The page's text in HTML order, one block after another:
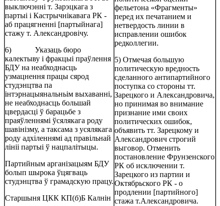
выключэнні т. Зарэцкага з
партыі і Кастрычнікавага РК -
аб працягненні [партыйнага]
стажу т. Александровічу.
6) Указаць бюро
калектыву і фракцыі праўлення
БДУ на неабходнасць
узмацнення працы сярод
студэнцтва па
інтэрнацыянальньім выхаванні,
не неабходнасць большай
цвердасці ў барацьбе з
праяўленнямі ўсялякага роду
шавінізму, а таксама з усялякага
роду адхіленнямі ад правільнай
лініі партыі ў нацпалітыцы.
Партийным арганізацыям БДУ
болып шырока ўцягваць
студэнцтва ў грамадскую працу.
Старшыня ЦКК КП(б)Б Калнін
фельетона «Фрагменты»
перед их печатанием и
нетвердость линии в
исправлении ошибок
редколлегии.
5) Отмечая большую
политическую вредность
сделанного антипартийного
поступка со стороны тт.
Зарецкого и Александровича,
но принимая во внимание
признание ими своих
политических ошибок,
объявить тт. Зарецкому и
Александрович строгий
выговор. Отменить
постановление Фрунзенского
РК об исключении т.
Зарецкого из партии и
Октябрьского РК - о
продлении [партийного]
стажа т.Александровича.